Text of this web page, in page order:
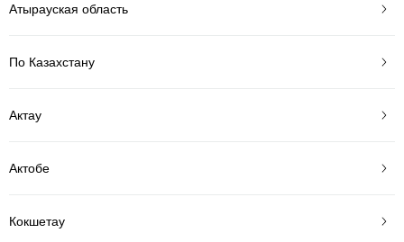
Атырауская область
По Казахстану
Актау
Актобе
Кокшетау